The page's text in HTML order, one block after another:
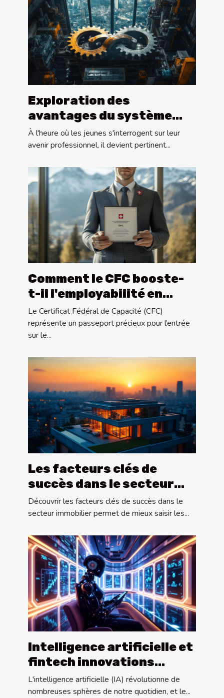
Exploration des
avantages du système
dual pour les carrières
futures
À l'heure où les jeunes s'interrogent sur leur
avenir professionnel, il devient pertinent...
Comment le CFC booste-
t-il l'employabilité en
Suisse ?
Le Certificat Fédéral de Capacité (CFC)
représente un passeport précieux pour l’entrée
sur le...
Les facteurs clés de
succès dans le secteur
immobilier
Découvrir les facteurs clés de succès dans le
secteur immobilier permet de mieux saisir les...
Intelligence artificielle et
fintech innovations
financières pour l'avenir
L'intelligence artificielle (IA) révolutionne de
nombreuses sphères de notre quotidien, et le...